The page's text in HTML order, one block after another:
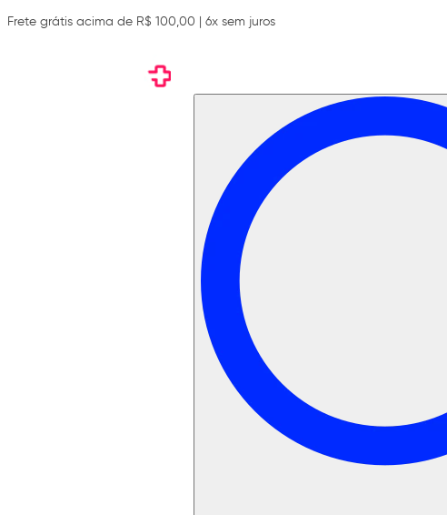
Frete grátis acima de R$ 100,00 | 6x sem juros